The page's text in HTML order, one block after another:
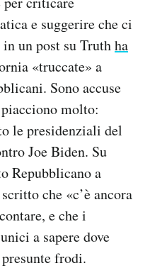
e suggerire che ci
un post su Truthha
«truccate» a
Sono accuse
molto:
le presidenziali del
Joe Biden. Su
Repubblicano a
che «c’è ancora
e che i
a sapere dove
frodi.